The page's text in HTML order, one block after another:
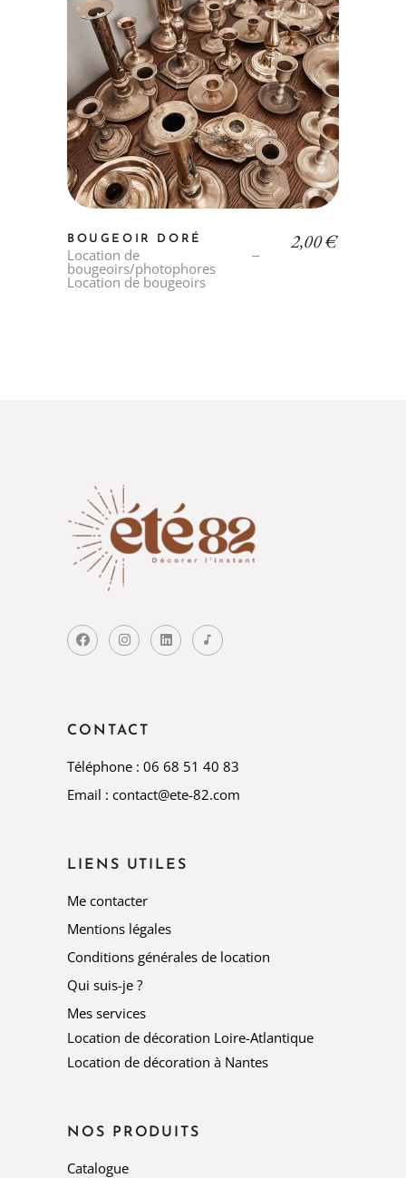
BOUGEOIR DORÉ
Location de
bougeoirs/photophores
Location de bougeoirs
2,00€
CONTACT
Téléphone : 06 68 51 40 83
Email : contact@ete-82.com
LIENS UTILES
Me contacter
Mentions légales
Conditions générales de location
Qui suis-je ?
Mes services
Location de décoration Loire-Atlantique
Location de décoration à Nantes
NOS PRODUITS
Catalogue